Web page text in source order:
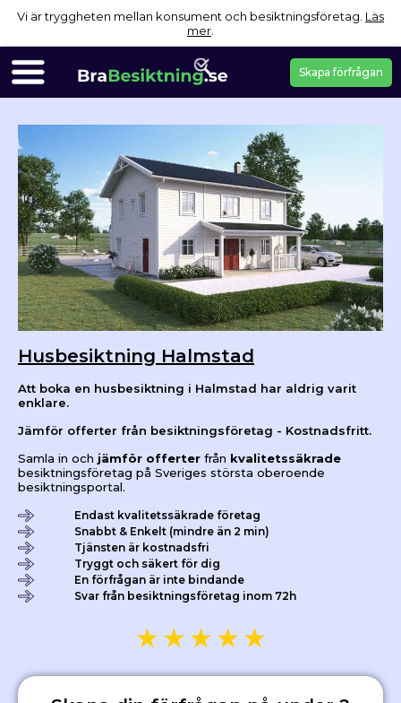
Vi är tryggheten mellan konsument och besiktningsföretag. Läs
mer
Skapa förfrågan
Husbesiktning Halmstad
Att boka en husbesiktning i Halmstad har aldrig varit
enklare.
Jämför offerter från besiktningsföretag - Kostnadsfritt.
Samla in och jämför offerter från kvalitetssäkrade
besiktningsföretag på Sveriges största oberoende
besiktningsportal.
Endast kvalitetssäkrade företag
Snabbt & Enkelt (mindre än 2 min)
Tjänsten är kostnadsfri
Tryggt och säkert för dig
En förfrågan är inte bindande
Svar från besiktningsföretag inom 72h
★ ★ ★ ★ ★